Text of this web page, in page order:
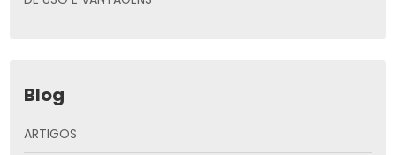
Blog
ARTIGOS